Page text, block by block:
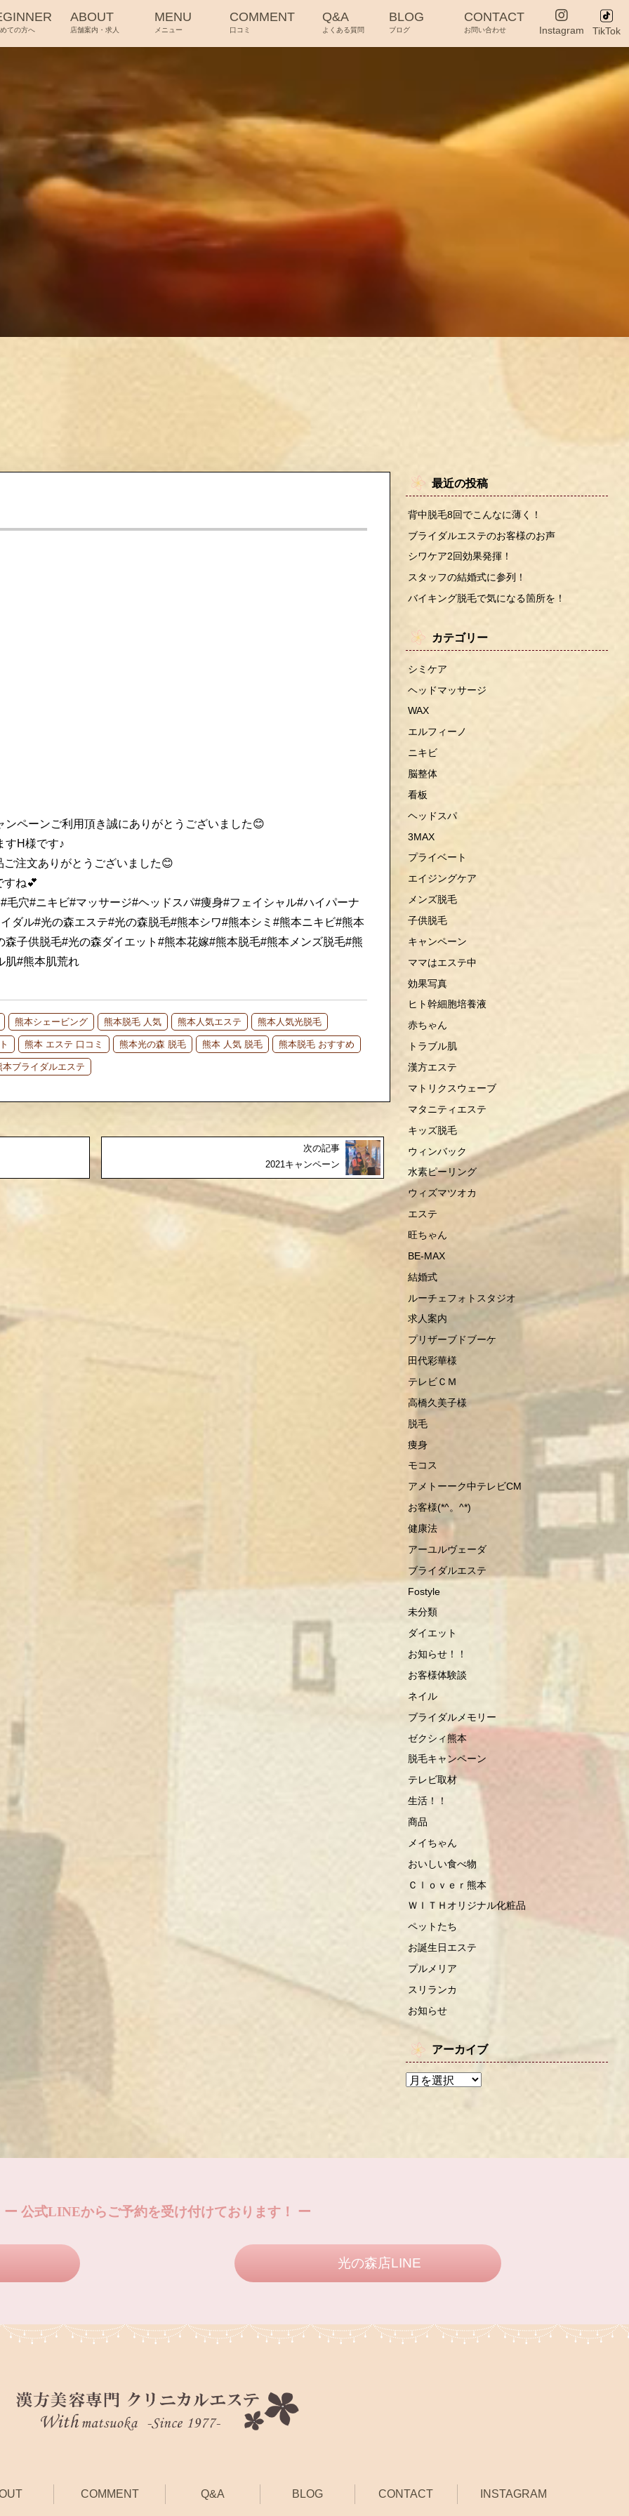
ての方へ
ABOUT
店舗案内・求人
MENU
メニュー
COMMENT
口コミ
Q&A
よくある質問
BLOG
ブログ
CONTACT
お問い合わせ Instagram TikTok
ペーンご利用頂き誠にありがとうございました😊
すH様です♪
注文ありがとうございました😊
すね💕
毛穴#ニキビ#マッサージ#ヘッドスパ#痩身#フェイシャル#ハイパーナ
ダル#光の森エステ#光の森脱毛#熊本シワ#熊本シミ#熊本ニキビ#熊本
子供脱毛#光の森ダイエット#熊本花嫁#熊本脱毛#熊本メンズ脱毛#熊
肌#熊本肌荒れ
熊本シェービング 熊本脱毛 人気 熊本人気エステ 熊本人気光脱毛
熊本 エステ 口コミ 熊本光の森 脱毛 熊本 人気 脱毛 熊本脱毛 おすすめ
本ブライダルエステ
次の記事
2021キャンペーン
最近の投稿
背中脱毛8回でこんなに薄く！
ブライダルエステのお客様のお声
シワケア2回効果発揮！
スタッフの結婚式に参列！
バイキング脱毛で気になる箇所を！
カテゴリー
シミケア
ヘッドマッサージ
WAX
エルフィーノ
ニキビ
脳整体
看板
ヘッドスパ
3MAX
プライベート
エイジングケア
メンズ脱毛
子供脱毛
キャンペーン
ママはエステ中
効果写真
ヒト幹細胞培養液
赤ちゃん
トラブル肌
漢方エステ
マトリクスウェーブ
マタニティエステ
キッズ脱毛
ウィンバック
水素ピーリング
ウィズマツオカ
エステ
旺ちゃん
BE-MAX
結婚式
ルーチェフォトスタジオ
求人案内
プリザーブドブーケ
田代彩華様
テレビＣＭ
高橋久美子様
脱毛
痩身
モコス
アメトーーク中テレビCM
お客様(*^。^*)
健康法
アーユルヴェーダ
ブライダルエステ
Fostyle
未分類
ダイエット
お知らせ！！
お客様体験談
ネイル
ブライダルメモリー
ゼクシィ熊本
脱毛キャンペーン
テレビ取材
生活！！
商品
メイちゃん
おいしい食べ物
Ｃｌｏｖｅｒ熊本
ＷＩＴＨオリジナル化粧品
ペットたち
お誕生日エステ
プルメリア
スリランカ
お知らせ
アーカイブ
ー 公式LINEからご予約を受け付けております！ ー
光の森店LINE
COMMENT Q&A BLOG CONTACT INSTAGRAM